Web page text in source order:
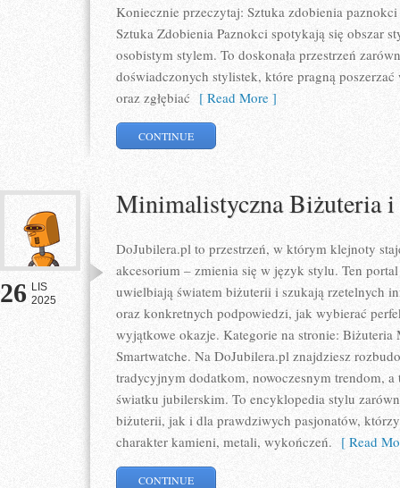
Koniecznie przeczytaj: Sztuka zdobienia
Sztuka Zdobienia Paznokci spotykają się obszar
osobistym stylem. To doskonała przestrzeń
doświadczonych stylistek, które pragną
oraz zgłębiać [ Read More ]
CONTINUE
26 LIS
2025
Minimalistyczna Biżuteria
DoJubilera.pl to przestrzeń, w którym klejnoty
akcesorium – zmienia się w język stylu. Ten
uwielbiają światem biżuterii i szukają rzetelnych
oraz konkretnych podpowiedzi, jak wybierać
wyjątkowe okazje. Kategorie na stronie:
Smartwatche. Na DoJubilera.pl znajdziesz
tradycyjnym dodatkom, nowoczesnym trendom,
światku jubilerskim. To encyklopedia stylu
biżuterii, jak i dla prawdziwych pasjonatów,
charakter kamieni, metali, wykończeń. [ Read
CONTINUE